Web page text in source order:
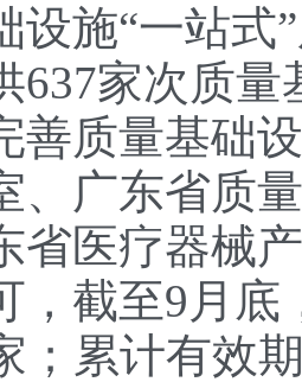
设施“一站式
637家次质
善质量基础
、广东省质
省医疗器械
，截至9月底
；累计有效